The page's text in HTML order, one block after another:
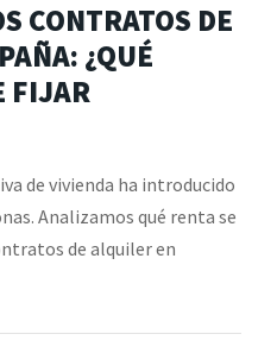
CONTRATOS DE
¿QUÉ
FIJAR
de vivienda ha introducido
Analizamos qué renta se
de alquiler en